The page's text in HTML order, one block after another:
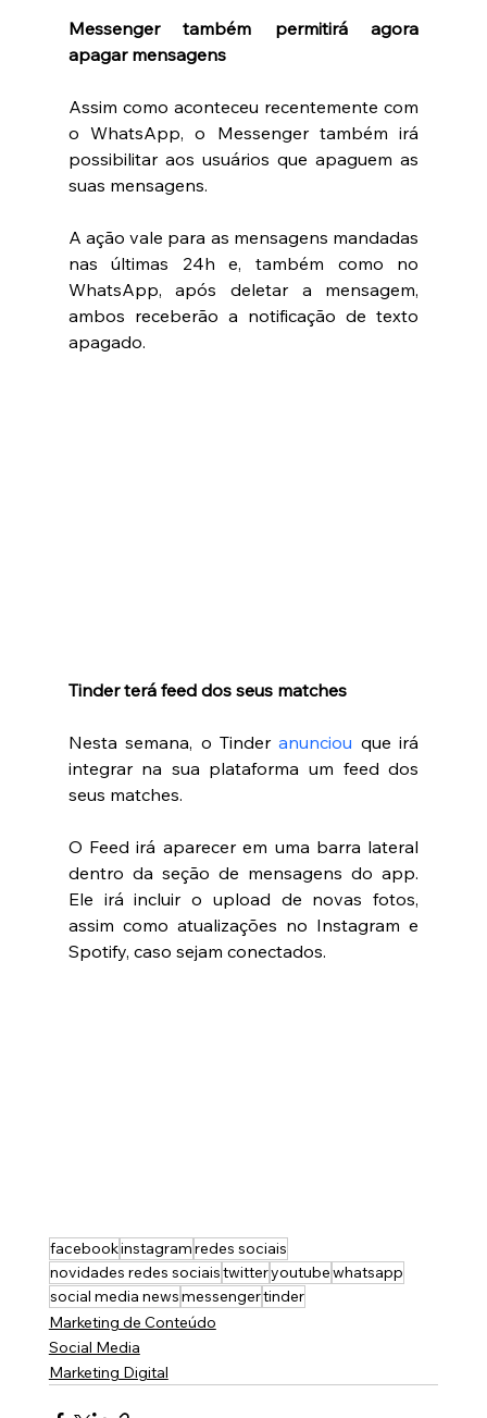
Messenger também permitirá agora
apagar mensagens
Assim como aconteceu recentemente com
o WhatsApp, o Messenger também irá
possibilitar aos usuários que apaguem as
suas mensagens.
A ação vale para as mensagens mandadas
nas últimas 24h e, também como no
WhatsApp, após deletar a mensagem,
ambos receberão a notificação de texto
apagado.
Tinder terá feed dos seus matches
Nesta semana, o Tinder anunciou que irá
integrar na sua plataforma um feed dos
seus matches.
O Feed irá aparecer em uma barra lateral
dentro da seção de mensagens do app.
Ele irá incluir o upload de novas fotos,
assim como atualizações no Instagram e
Spotify, caso sejam conectados.
facebookinstagramredes sociais
novidades redes sociaistwitteryoutubewhatsapp
social media newsmessengertinder
Marketing de Conteúdo
Social Media
Marketing Digital